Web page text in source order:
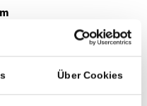
Über Cookies
erfahrene
stärkt mit ihrer
den Bereich der
bringt weiterhin seine